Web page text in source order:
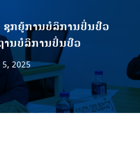
ກຍູ້ການບໍລິການປິ່ນປົວ
ານບໍລິການປິ່ນປົວ
2025